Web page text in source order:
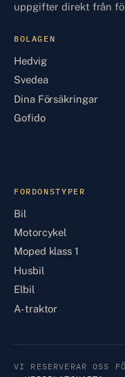
uppgifter direkt från
BOLAGEN
Hedvig
Svedea
Dina Försäkringar
Gofido
FORDONSTYPER
Bil
Motorcykel
Moped klass 1
Husbil
Elbil
A-traktor
VI RESERVERAR OSS